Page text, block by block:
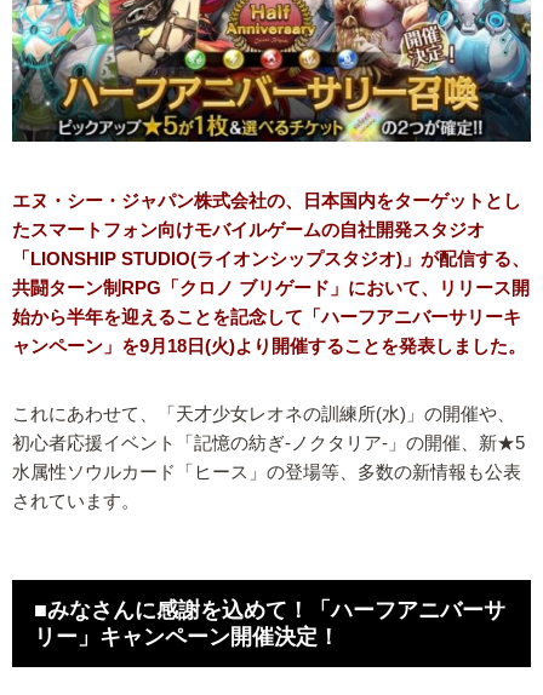
エヌ・シー・ジャパン株式会社の、日本国内をターゲットとし
たスマートフォン向けモバイルゲームの自社開発スタジオ
「LIONSHIP STUDIO(ライオンシップスタジオ)」が配信する、
共闘ターン制RPG「クロノ ブリゲード」において、リリース開
始から半年を迎えることを記念して「ハーフアニバーサリーキ
ャンペーン」を9月18日(火)より開催することを発表しました。
これにあわせて、「天才少女レオネの訓練所(水)」の開催や、
初心者応援イベント「記憶の紡ぎ-ノクタリア-」の開催、新★5
水属性ソウルカード「ヒース」の登場等、多数の新情報も公表
されています。
■みなさんに感謝を込めて！「ハーフアニバーサ
リー」キャンペーン開催決定！